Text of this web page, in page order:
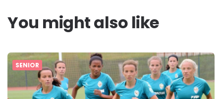
You might also like
SENIOR